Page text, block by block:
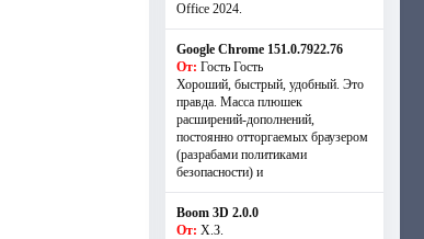
Offiсe 2024.
Google Chrome 151.0.7922.76
От: Гость Гость
Хороший, быстрый, удобный. Это
правда. Масса плюшек
расширений-дополнений,
постоянно отторгаемых браузером
(разрабами политиками
безопасности) и
Boom 3D 2.0.0
От: Х.З.